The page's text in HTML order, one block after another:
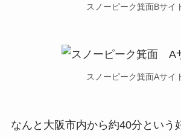
スノーピーク箕面Bサイ
スノーピーク箕面Aサイ
なんと 大阪市内から約40分という